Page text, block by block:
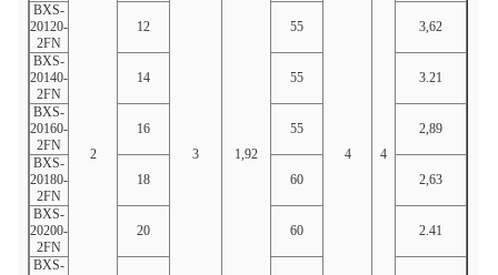
2 3 1,92 4 4
BXS-
20120-
2FN
12 55 3,62
BXS-
20140-
2FN
14 55 3.21
BXS-
20160-
2FN
16 55 2,89
BXS-
20180-
2FN
18 60 2,63
BXS-
20200-
2FN
20 60 2.41
BXS-